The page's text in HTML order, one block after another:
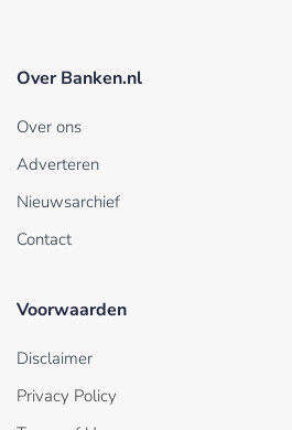
Over Banken.nl
Over ons
Adverteren
Nieuwsarchief
Contact
Voorwaarden
Disclaimer
Privacy Policy